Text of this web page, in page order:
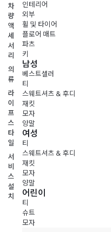
차
량
액
세
서
리
의
류
라
이
프
스
타
일
서
비
스
설
치
인테리어
외부
휠 및 타이어
플로어 매트
파츠
키
남성
베스트셀러
티
스웨트셔츠 & 후디
재킷
모자
양말
여성
티
스웨트셔츠 & 후디
재킷
모자
양말
어린이
티
슈트
모자